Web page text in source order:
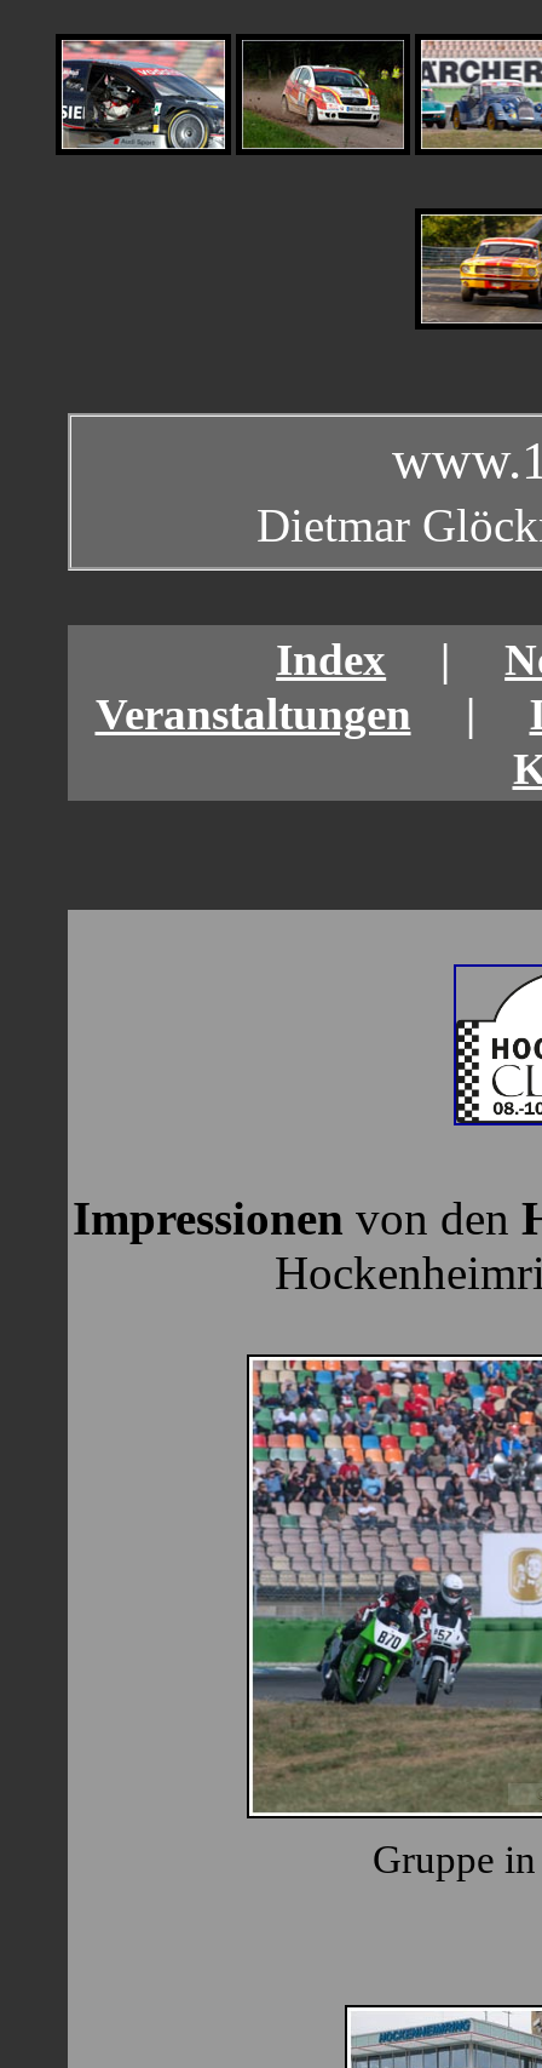
Dietmar
Index |
Veranstaltungen |
Impressionen von den
Gruppe